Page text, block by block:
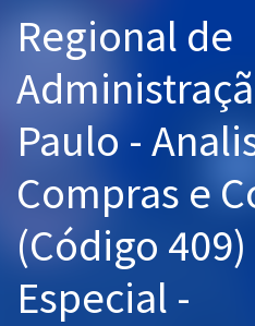
Pós
Graduação
OAB
Questões grátis
Regional de
Paulo -
Compras e
(Código
Especial -